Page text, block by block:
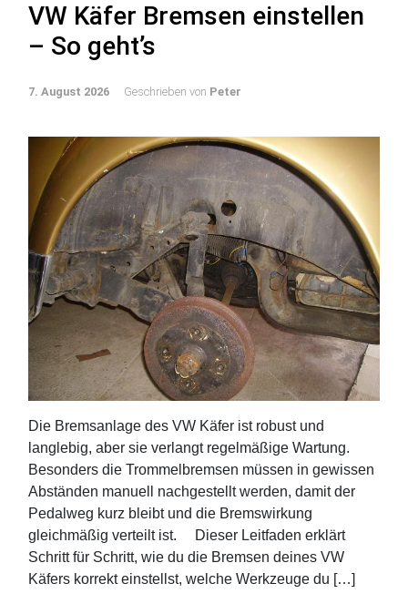
VW Käfer Bremsen einstellen
– So geht’s
7. August 2026 Geschrieben von Peter
Die Bremsanlage des VW Käfer ist robust und
langlebig, aber sie verlangt regelmäßige Wartung.
Besonders die Trommelbremsen müssen in gewissen
Abständen manuell nachgestellt werden, damit der
Pedalweg kurz bleibt und die Bremswirkung
gleichmäßig verteilt ist. Dieser Leitfaden erklärt
Schritt für Schritt, wie du die Bremsen deines VW
Käfers korrekt einstellst, welche Werkzeuge du […]